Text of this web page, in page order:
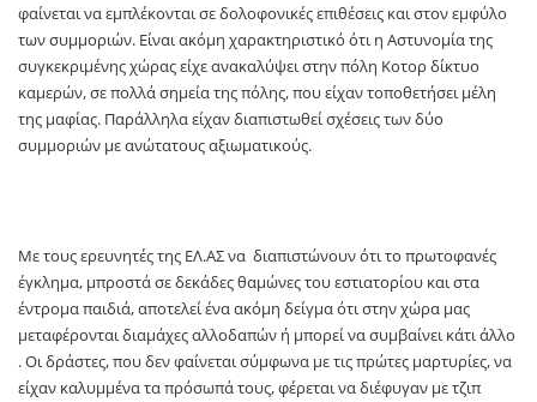
φαίνεται να εμπλέκονται σε δολοφονικές επιθέσεις και στον εμφύλο
των συμμοριών. Είναι ακόμη χαρακτηριστικό ότι η Αστυνομία της
συγκεκριμένης χώρας είχε ανακαλύψει στην πόλη Κοτορ δίκτυο
καμερών, σε πολλά σημεία της πόλης, που είχαν τοποθετήσει μέλη
της μαφίας. Παράλληλα είχαν διαπιστωθεί σχέσεις των δύο
συμμοριών με ανώτατους αξιωματικούς.
Με τους ερευνητές της ΕΛ.ΑΣ να διαπιστώνουν ότι το πρωτοφανές
έγκλημα, μπροστά σε δεκάδες θαμώνες του εστιατορίου και στα
έντρομα παιδιά, αποτελεί ένα ακόμη δείγμα ότι στην χώρα μας
μεταφέρονται διαμάχες αλλοδαπών ή μπορεί να συμβαίνει κάτι άλλο
. Οι δράστες, που δεν φαίνεται σύμφωνα με τις πρώτες μαρτυρίες, να
είχαν καλυμμένα τα πρόσωπά τους, φέρεται να διέφυγαν με τζιπ